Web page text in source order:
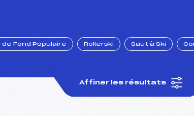
de Fond Populaire Rollerski Saut à Ski
Affiner les résultats